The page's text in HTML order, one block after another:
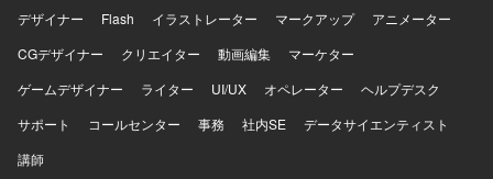
デザイナー
Flash イラストレーター マークアップ
アニメーター
CGデザイナー
クリエイター 動画編集
マーケター
ゲームデザイナー
ライター UI/UX オペレーター
ヘルプデスク
サポート
コールセンター 事務 社内SE
データサイエンティスト
講師